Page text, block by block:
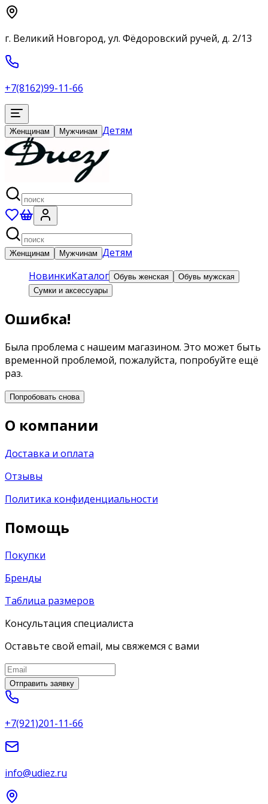
г. Великий Новгород, ул. Фёдоровский ручей, д. 2/13
+7(8162)99-11-66
Женщинам Мужчинам Детям
Женщинам Мужчинам Детям
НовинкиКаталог Обувь женская
Обувь мужская
Сумки и аксессуары
Ошибка!
Была проблема с нашеим магазином. Это может быть
временной проблемой, пожалуйста, попробуйте ещё
раз.
Попробовать снова
О компании
Доставка и оплата
Отзывы
Политика конфиденциальности
Помощь
Покупки
Бренды
Таблица размеров
Консультация специалиста
Оставьте свой email, мы свяжемся с вами
Отправить заявку
+7(921)201-11-66
info@udiez.ru